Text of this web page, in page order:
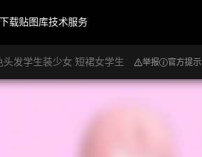
载贴图库技术服务
头发学生装少女 短裙女学生 举报 官方提示